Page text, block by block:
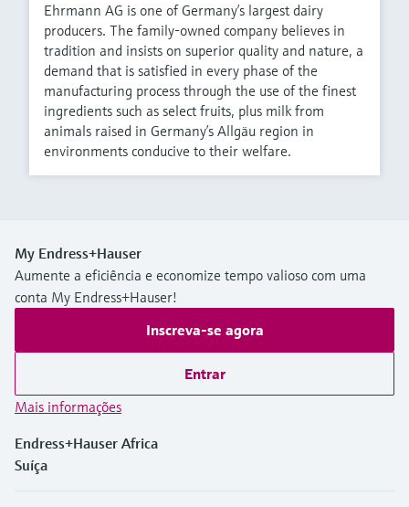
Ehrmann AG is one of Germany’s largest dairy
producers. The family-owned company believes in
tradition and insists on superior quality and nature, a
demand that is satisfied in every phase of the
manufacturing process through the use of the finest
ingredients such as select fruits, plus milk from
animals raised in Germany’s Allgäu region in
environments conducive to their welfare.
My Endress+Hauser
Aumente a eficiência e economize tempo valioso com uma
conta My Endress+Hauser!
Inscreva-se agora
Entrar
Mais informações
Endress+Hauser Africa
Suíça